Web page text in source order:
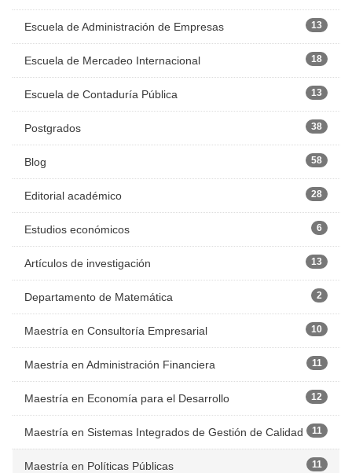
Escuela de Administración de Empresas 13
Escuela de Mercadeo Internacional 18
Escuela de Contaduría Pública 13
Postgrados 38
Blog 58
Editorial académico 28
Estudios económicos 6
Artículos de investigación 13
Departamento de Matemática 2
Maestría en Consultoría Empresarial 10
Maestría en Administración Financiera 11
Maestría en Economía para el Desarrollo 12
Maestría en Sistemas Integrados de Gestión de Calidad 11
Maestría en Políticas Públicas 11